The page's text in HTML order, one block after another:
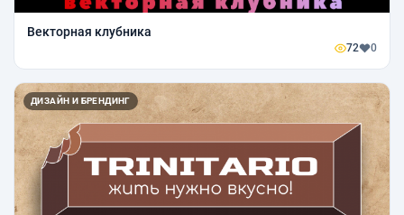
Векторная клубника
72 0
ДИЗАЙН И БРЕНДИНГ